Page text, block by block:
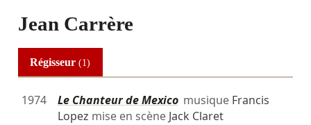
Jean Carrère
Régisseur(1)
1974 Le Chanteur de Mexicomusique Francis
Lopez mise en scène Jack Claret